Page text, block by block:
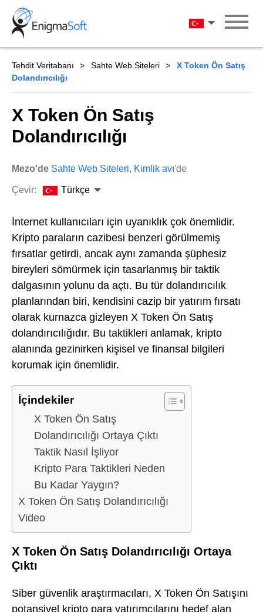
Skip
content
Türkçe
Tehdit Veritabanı Sahte Web Siteleri
X Token Ön Satış
Dolandırıcılığı
X Token Ön Satış
Dolandırıcılığı
Mezo'de Sahte Web Siteleri, Kimlik avı'de
Çevir: Türkçe
İnternet kullanıcıları için uyanıklık çok önemlidir.
Kripto paraların cazibesi benzeri görülmemiş
fırsatlar getirdi, ancak aynı zamanda şüphesiz
bireyleri sömürmek için tasarlanmış bir taktik
dalgasının yolunu da açtı. Bu tür dolandırıcılık
planlarından biri, kendisini cazip bir yatırım fırsatı
olarak kurnazca gizleyen X Token Ön Satış
dolandırıcılığıdır. Bu taktikleri anlamak, kripto
alanında gezinirken kişisel ve finansal bilgileri
korumak için önemlidir.
İçindekiler
X Token Ön Satış
Dolandırıcılığı Ortaya Çıktı
Taktik Nasıl İşliyor
Kripto Para Taktikleri Neden
Bu Kadar Yaygın?
X Token Ön Satış Dolandırıcılığı
Video
X Token Ön Satış Dolandırıcılığı Ortaya
Çıktı
Siber güvenlik araştırmacıları, X Token Ön Satışını
potansiyel kripto para yatırımcılarını hedef alan